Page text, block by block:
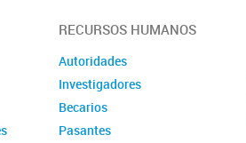
RECURSOS HUMANOS
Autoridades
Investigadores
Becarios
Pasantes